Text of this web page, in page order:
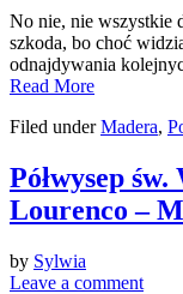
No nie, nie wszystkie
szkoda, bo choć
odnajdywania
Read More
Filed underMadera,
Półwysep
Lourenco –
by Sylwia
Leave a comment